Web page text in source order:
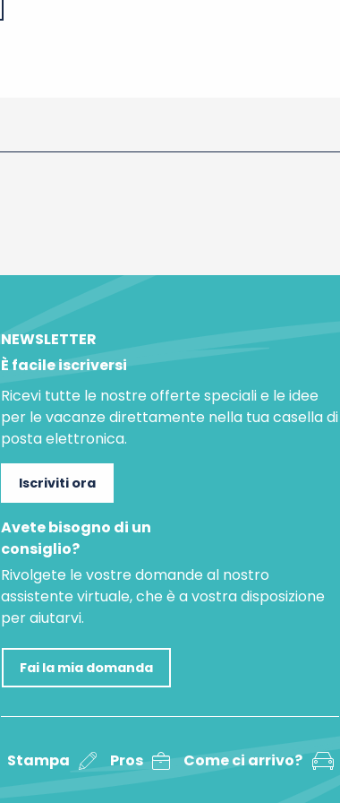
NEWSLETTER
È facile iscriversi
Ricevi tutte le nostre offerte speciali e le idee
per le vacanze direttamente nella tua casella di
posta elettronica.
Iscriviti ora
Avete bisogno di un
consiglio?
Rivolgete le vostre domande al nostro
assistente virtuale, che è a vostra disposizione
per aiutarvi.
Fai la mia domanda
Stampa Pros Come ci arrivo?